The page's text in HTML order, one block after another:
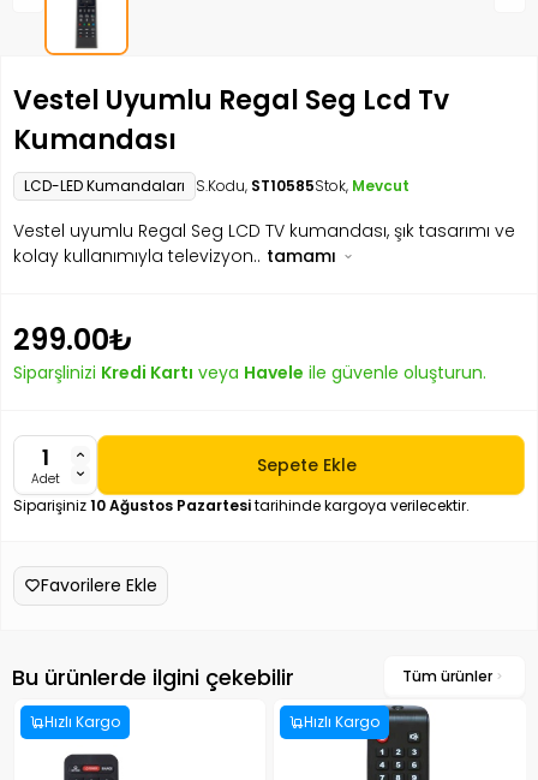
Vestel Uyumlu Regal Seg Lcd Tv
Kumandası
LCD-LED Kumandaları S.Kodu, ST10585Stok, Mevcut
Vestel uyumlu Regal Seg LCD TV kumandası, şık tasarımı ve
kolay kullanımıyla televizyon.. tamamı
299.00₺
Siparşlinizi Kredi Kartı veya Havele ile güvenle oluşturun.
Adet
Sepete Ekle
Siparişiniz10 Ağustos Pazartesitarihinde kargoya verilecektir.
Favorilere Ekle
Bu ürünlerde ilgini çekebilir Tüm ürünler
Hızlı Kargo Hızlı Kargo